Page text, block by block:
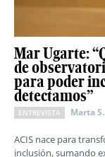
Mar Ugarte:
de
para poder
detectamos”
ENTREVISTA Marta
ACIS nace para
inclusión, sumando